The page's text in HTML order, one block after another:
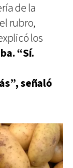
de la
rubro,
los
“Sí.
señaló